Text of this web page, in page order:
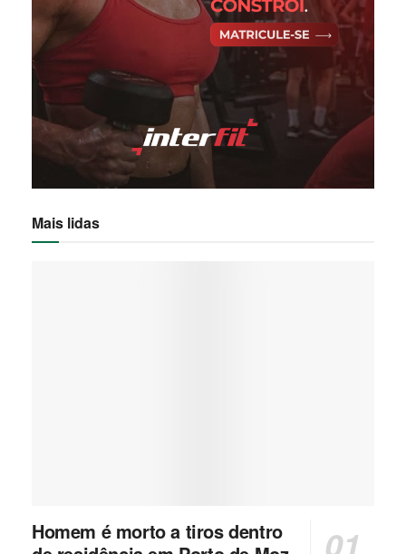
Mais lidas
Homem é morto a tiros dentro